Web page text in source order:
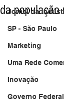
Jornal da
SP - São Paulo
Marketing
Uma Rede
Inovação
Governo
da população